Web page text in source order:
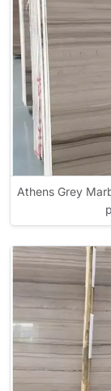
Athens Grey